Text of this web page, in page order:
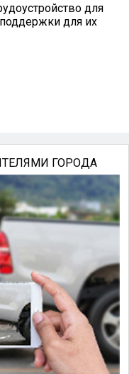
для
для их
ГОРОДА